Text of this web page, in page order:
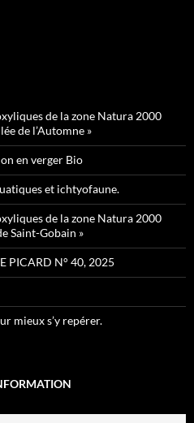
de la zone Natura 2000
de l’Automne »
en verger Bio
et ichtyofaune.
de la zone Natura 2000
Saint-Gobain »
PICARD N° 40, 2025
mieux s’y repérer.